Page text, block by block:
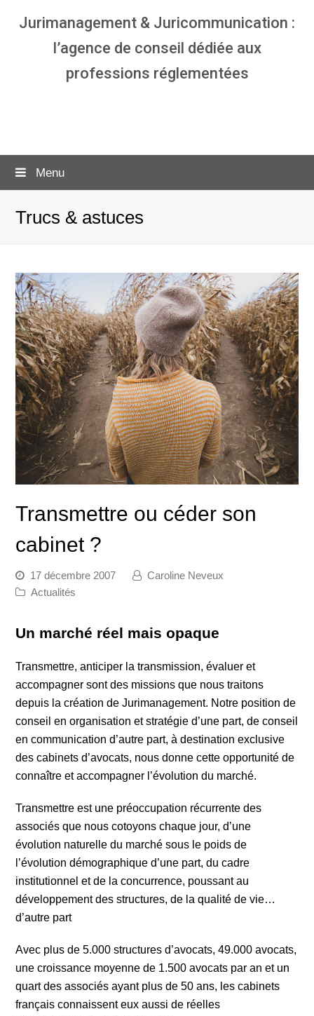
Jurimanagement & Juricommunication :
l’agence de conseil dédiée aux
professions réglementées
Menu
Trucs & astuces
Transmettre ou céder son
cabinet ?
17 décembre 2007
Caroline Neveux
Actualités
Un marché réel mais opaque
Transmettre, anticiper la transmission, évaluer et
accompagner sont des missions que nous traitons
depuis la création de Jurimanagement. Notre position de
conseil en organisation et stratégie d’une part, de conseil
en communication d’autre part, à destination exclusive
des cabinets d’avocats, nous donne cette opportunité de
connaître et accompagner l’évolution du marché.
Transmettre est une préoccupation récurrente des
associés que nous cotoyons chaque jour, d’une
évolution naturelle du marché sous le poids de
l’évolution démographique d’une part, du cadre
institutionnel et de la concurrence, poussant au
développement des structures, de la qualité de vie…
d’autre part
Avec plus de 5.000 structures d’avocats, 49.000 avocats,
une croissance moyenne de 1.500 avocats par an et un
quart des associés ayant plus de 50 ans, les cabinets
français connaissent eux aussi de réelles